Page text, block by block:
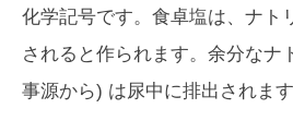
化学記号です。食卓塩は、ナト
されると作られます。余分なナ
事源から) は尿中に排出されます